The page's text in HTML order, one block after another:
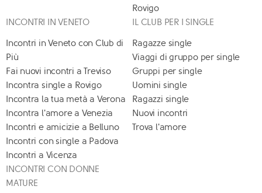
Rovigo
INCONTRI IN VENETO
Incontri in Veneto con Club di
Più
Fai nuovi incontri a Treviso
Incontra single a Rovigo
Incontra la tua metà a Verona
Incontra l'amore a Venezia
Incontri e amicizie a Belluno
Incontri con single a Padova
Incontri a Vicenza
IL CLUB PER I SINGLE
Ragazze single
Viaggi di gruppo per single
Gruppi per single
Uomini single
Ragazzi single
Nuovi incontri
Trova l'amore
INCONTRI CON DONNE
MATURE